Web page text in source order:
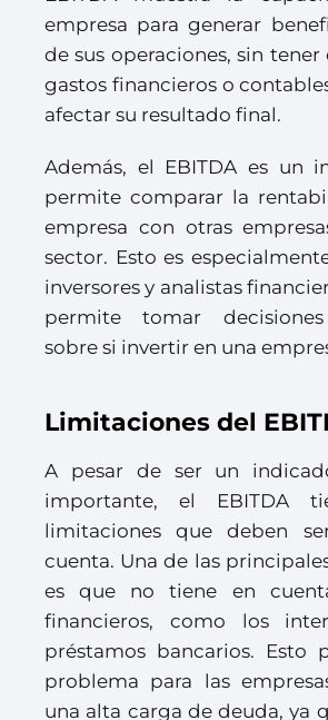
empresa para generar
de sus operaciones, sin
gastos financieros o
afectar su resultado final.
Además, el EBITDA es un
permite comparar la
empresa con otras
sector. Esto es
inversores y analistas
permite tomar
sobre si invertir en una
Limitaciones del
A pesar de ser un
importante, el EBITDA
limitaciones que deben
cuenta. Una de las
es que no tiene en
financieros, como los
préstamos bancarios. Esto
problema para las
una alta carga de deuda, ya